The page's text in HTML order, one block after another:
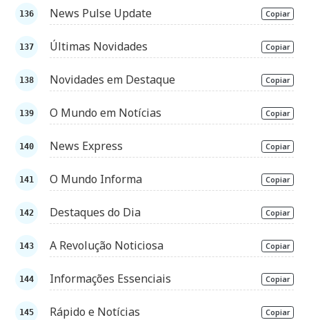
News Pulse Update Copiar
Últimas Novidades Copiar
Novidades em Destaque Copiar
O Mundo em Notícias Copiar
News Express Copiar
O Mundo Informa Copiar
Destaques do Dia Copiar
A Revolução Noticiosa Copiar
Informações Essenciais Copiar
Rápido e Notícias Copiar